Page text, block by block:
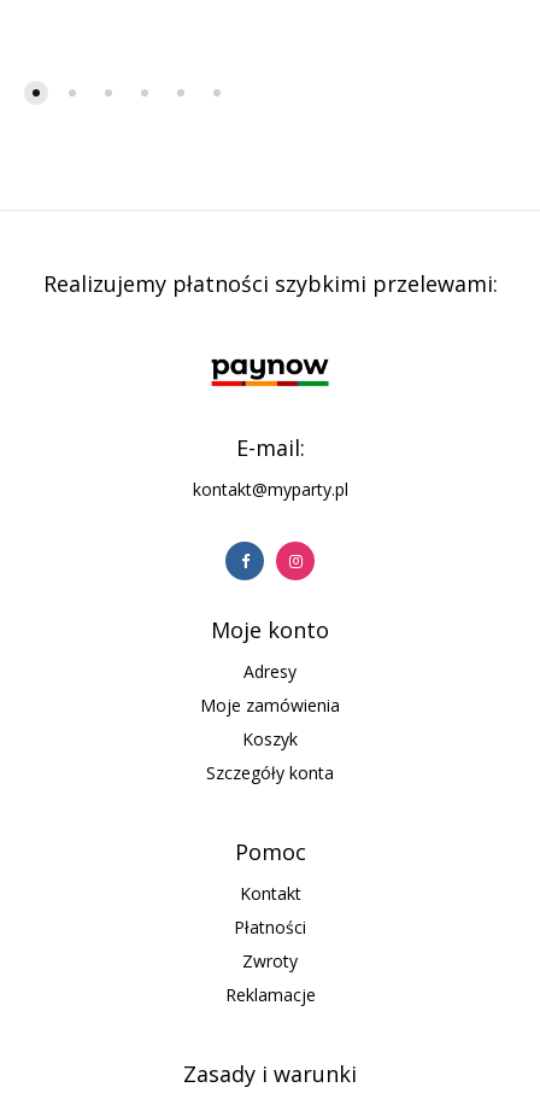
Realizujemy płatności szybkimi przelewami:
E-mail:
kontakt@myparty.pl
Moje konto
Adresy
Moje zamówienia
Koszyk
Szczegóły konta
Pomoc
Kontakt
Płatności
Zwroty
Reklamacje
Zasady i warunki